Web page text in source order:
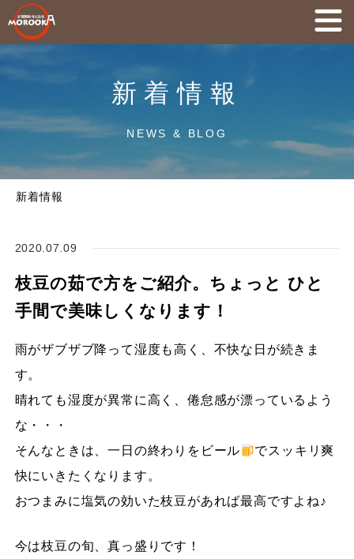
新着情報
NEWS & BLOG
新着情報
2020.07.09
枝豆の茹で方をご紹介。ちょっと ひと
手間で美味しくなります！
雨がザブザブ降って湿度も高く、不快な日が続きま
す。
晴れても湿度が異常に高く、倦怠感が漂っているよう
な・・・
そんなときは、一日の終わりをビール
でスッキリ爽
快にいきたくなります。
おつまみに塩気の効いた枝豆があれば最高ですよね♪
今は枝豆の旬、真っ盛りです！